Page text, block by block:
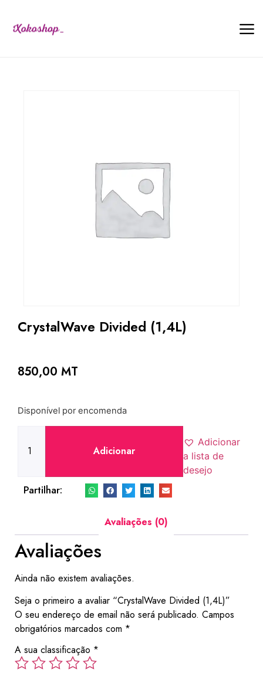
CrystalWave Divided (1,4L)
850,00 MT
Disponível por encomenda
Adicionar
Adicionar
a lista de
desejo
Partilhar:
Avaliações (0)
Avaliações
Ainda não existem avaliações.
Seja o primeiro a avaliar “CrystalWave Divided (1,4L)”
O seu endereço de email não será publicado. Campos
obrigatórios marcados com *
A sua classificação *